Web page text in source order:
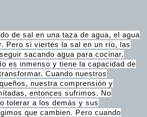
de sal en una taza de agua, el agua
Pero si viertes la sal en un río, las
sacando agua para cocinar,
es inmenso y tiene la capacidad de
Cuando nuestros
nuestra comprensión y
entonces sufrimos. No
tolerar a los demás y sus
que cambien. Pero cuando